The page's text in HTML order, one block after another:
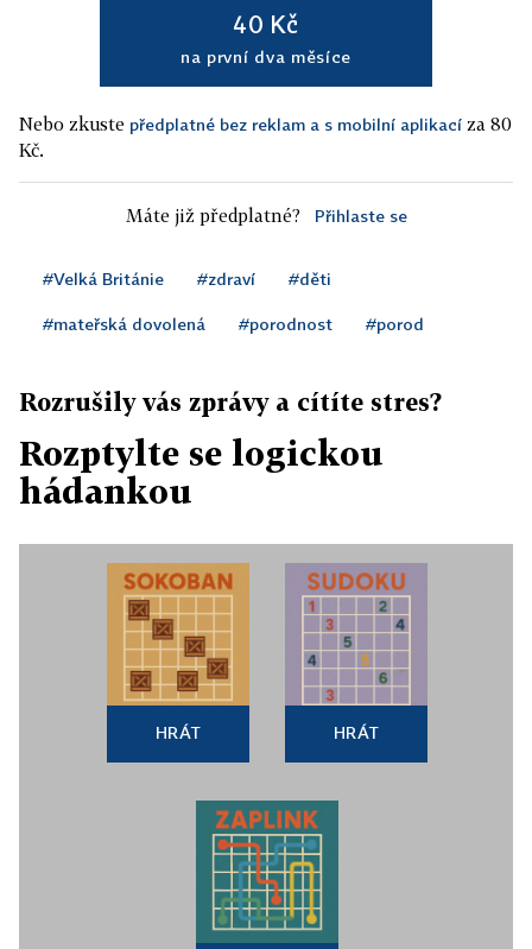
40 Kč
na první dva měsíce
Nebo zkuste předplatné bez reklam a s mobilní aplikací za 80
Kč.
Máte již předplatné? Přihlaste se
#Velká Británie #zdraví #děti
#mateřská dovolená #porodnost #porod
Rozrušily vás zprávy a cítíte stres?
Rozptylte se logickou
hádankou
HRÁT HRÁT